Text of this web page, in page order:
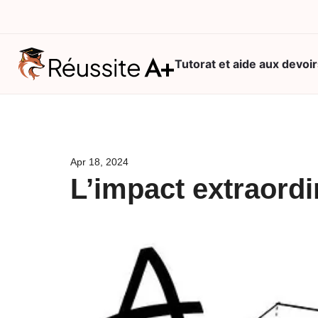
Tutorat et aide aux
Apr 18, 2024
L’impact
Vos besoins(1/2)